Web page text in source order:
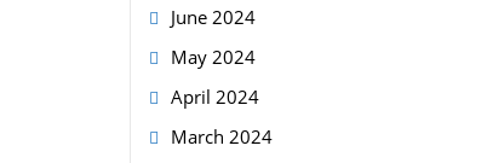
June 2024
May 2024
April 2024
March 2024